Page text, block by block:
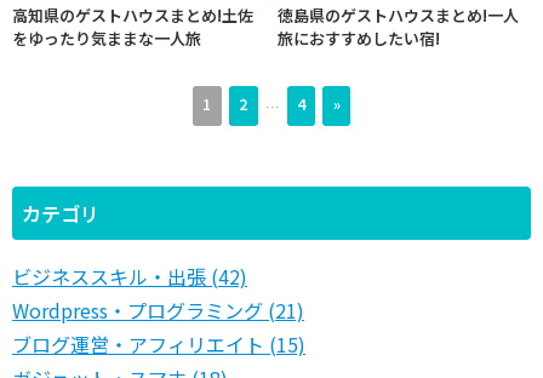
高知県のゲストハウスまとめ!土佐
をゆったり気ままな一人旅
徳島県のゲストハウスまとめ!一人
旅におすすめしたい宿!
1 2 … 4 »
カテゴリ
ビジネススキル・出張 (42)
Wordpress・プログラミング (21)
ブログ運営・アフィリエイト (15)